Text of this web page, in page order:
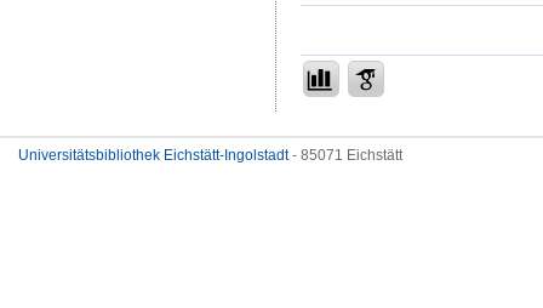
Universitätsbibliothek Eichstätt-Ingolstadt- 85071 Eichstätt